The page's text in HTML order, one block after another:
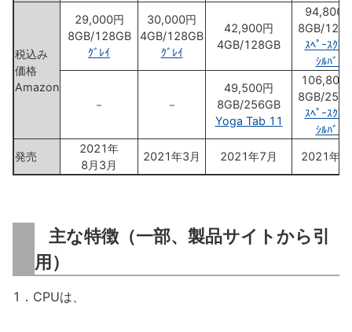
税込み
価格
Amazon
29,000円
8GB/128GB
ｸﾞﾚｲ
30,000円
4GB/128GB
ｸﾞﾚｲ
42,900円
4GB/128GB
94,800
8GB/
ｽﾍﾟｰｽｸﾞﾚ
ｼﾙﾊﾞｰ
－ －
49,500円
8GB/256GB
Yoga Tab 11
106,800
8GB/
ｽﾍﾟｰｽｸﾞﾚ
ｼﾙﾊﾞｰ
発売
2021年
8月3月
2021年3月 2021年7月 2021年4
主な特徴（一部、製品サイトから引
用）
1．CPUは、